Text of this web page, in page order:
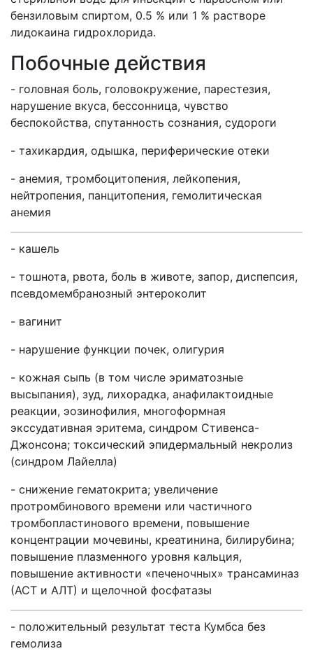
бензиловым спиртом, 0.5 % или 1 % растворе
лидокаина гидрохлорида.
Побочные действия
- головная боль, головокружение, парестезия,
нарушение вкуса, бессонница, чувство
беспокойства, спутанность сознания, судороги
- тахикардия, одышка, периферические отеки
- анемия, тромбоцитопения, лейкопения,
нейтропения, панцитопения, гемолитическая
анемия
- кашель
- тошнота, рвота, боль в животе, запор, диспепсия,
псевдомембранозный энтероколит
- вагинит
- нарушение функции почек, олигурия
- кожная сыпь (в том числе эриматозные
высыпания), зуд, лихорадка, анафилактоидные
реакции, эозинофилия, многоформная
экссудативная эритема, синдром Стивенса-
Джонсона; токсический эпидермальный некролиз
(синдром Лайелла)
- снижение гематокрита; увеличение
протромбинового времени или частичного
тромбопластинового времени, повышение
концентрации мочевины, креатинина, билирубина;
повышение плазменного уровня кальция,
повышение активности «печеночных» трансаминаз
(АСТ и АЛТ) и щелочной фосфатазы
- положительный результат теста Кумбса без
гемолиза